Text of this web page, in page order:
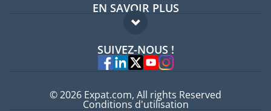
Guides pays
EN SAVOIR PLUS
FAQ
Experts
SUIVEZ-NOUS !
© 2026 Expat.com, All rights Reserved
Conditions d'utilisation